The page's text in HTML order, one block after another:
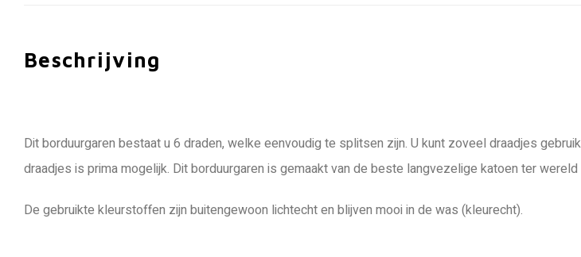
Beschrijving
Dit borduurgaren bestaat u 6 draden, welke eenvoudig te splitsen zijn. U kunt zoveel draadjes
draadjes is prima mogelijk. Dit borduurgaren is gemaakt van de beste langvezelige katoen ter
De gebruikte kleurstoffen zijn buitengewoon lichtecht en blijven mooi in de was (kleurecht).